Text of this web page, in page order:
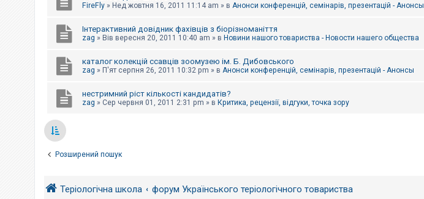
FireFly » Нед жовтня 16, 2011 11:14 am » в Анонси конференцій, семінарів, презентацій - Анонсы
Інтерактивний довідник фахівців з біорізноманіття
zag » Вів вересня 20, 2011 10:40 am » в Новини нашого товариства - Новости нашего общества
каталог колекцій ссавців зоомузею ім. Б. Дибовського
zag » П'ят серпня 26, 2011 10:32 pm » в Анонси конференцій, семінарів, презентацій - Анонсы
нестримний ріст кількості кандидатів?
zag » Сер червня 01, 2011 2:31 pm » в Критика, рецензії, відгуки, точка зору
Розширений пошук
Теріологічна школа форум Українського теріологічного товариства